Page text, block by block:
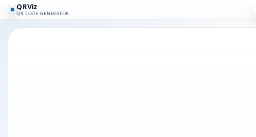
QRViz
QR CODE GENERATOR